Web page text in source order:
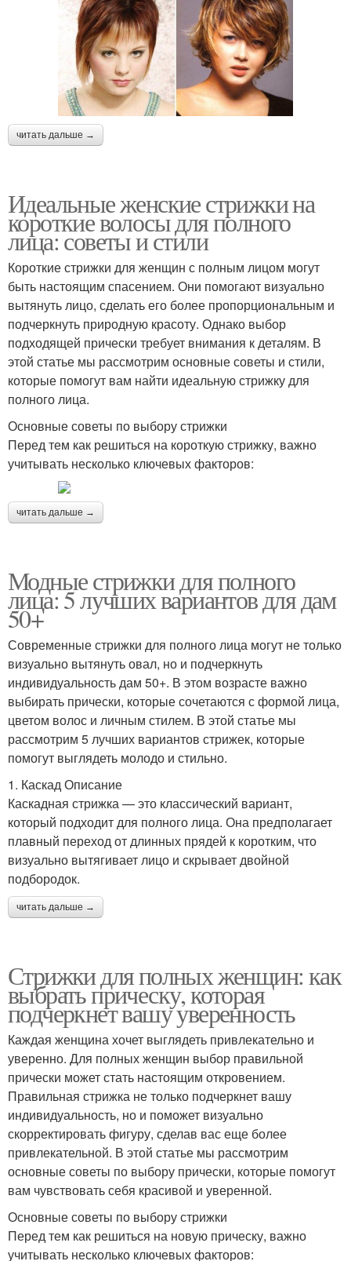
читать дальше →
Идеальные женские стрижки на
короткие волосы для полного
лица: советы и стили
Короткие стрижки для женщин с полным лицом могут
быть настоящим спасением. Они помогают визуально
вытянуть лицо, сделать его более пропорциональным и
подчеркнуть природную красоту. Однако выбор
подходящей прически требует внимания к деталям. В
этой статье мы рассмотрим основные советы и стили,
которые помогут вам найти идеальную стрижку для
полного лица.
Основные советы по выбору стрижки
Перед тем как решиться на короткую стрижку, важно
учитывать несколько ключевых факторов:
читать дальше →
Модные стрижки для полного
лица: 5 лучших вариантов для дам
50+
Современные стрижки для полного лица могут не только
визуально вытянуть овал, но и подчеркнуть
индивидуальность дам 50+. В этом возрасте важно
выбирать прически, которые сочетаются с формой лица,
цветом волос и личным стилем. В этой статье мы
рассмотрим 5 лучших вариантов стрижек, которые
помогут выглядеть молодо и стильно.
1. Каскад Описание
Каскадная стрижка — это классический вариант,
который подходит для полного лица. Она предполагает
плавный переход от длинных прядей к коротким, что
визуально вытягивает лицо и скрывает двойной
подбородок.
читать дальше →
Стрижки для полных женщин: как
выбрать прическу, которая
подчеркнет вашу уверенность
Каждая женщина хочет выглядеть привлекательно и
уверенно. Для полных женщин выбор правильной
прически может стать настоящим откровением.
Правильная стрижка не только подчеркнет вашу
индивидуальность, но и поможет визуально
скорректировать фигуру, сделав вас еще более
привлекательной. В этой статье мы рассмотрим
основные советы по выбору прически, которые помогут
вам чувствовать себя красивой и уверенной.
Основные советы по выбору стрижки
Перед тем как решиться на новую прическу, важно
учитывать несколько ключевых факторов: